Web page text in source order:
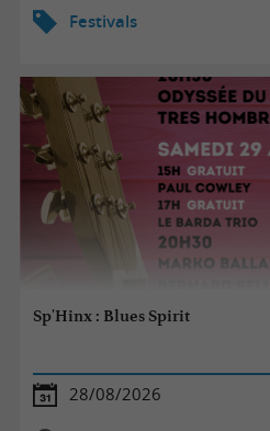
Festivals
Sp'Hinx : Blues Spirit
28/08/2026